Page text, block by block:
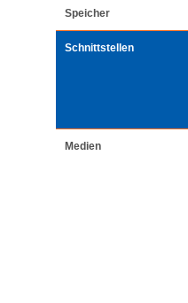
Speicher
Schnittstellen
Medien